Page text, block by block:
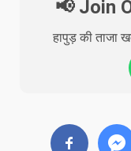
📢 Join
हापुड़ की ताजा